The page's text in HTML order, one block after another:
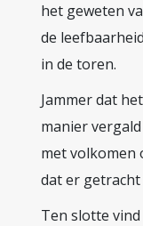
het geweten
de
in de toren.
Jammer dat
manier
met volkomen
dat er
Ten slotte